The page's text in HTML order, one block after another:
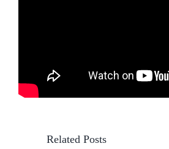
Related Posts